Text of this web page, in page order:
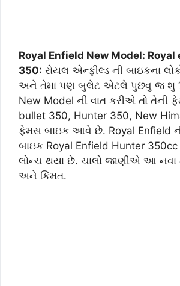
Royal Enfield New Model:
350: રોયલ એન્ફીલ્ડ ની બાઇકના
અને તેમા પણ બુલેટ એટલે પુછવુ જ શુ ?
New Model ની વાત કરીએ તો તેની
bullet 350, Hunter 350, New
ફેમસ બાઇક આવે છે. Royal Enfield
બાઇક Royal Enfield Hunter 350cc
લોન્ચ થયા છે. ચાલો જાણીએ આ નવા
અને કિંમત.